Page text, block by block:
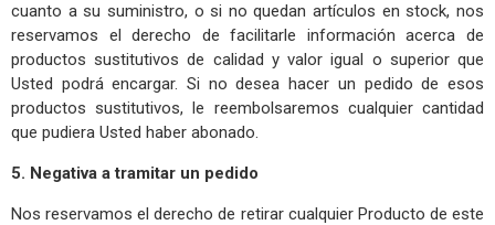
cuanto a su suministro, o si no quedan artículos en stock, nos
reservamos el derecho de facilitarle información acerca de
productos sustitutivos de calidad y valor igual o superior que
Usted podrá encargar. Si no desea hacer un pedido de esos
productos sustitutivos, le reembolsaremos cualquier cantidad
que pudiera Usted haber abonado.
5. Negativa a tramitar un pedido
Nos reservamos el derecho de retirar cualquier Producto de este